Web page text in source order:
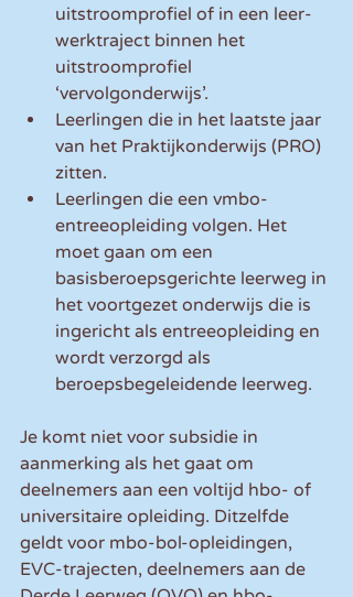
uitstroomprofiel of in een leer-
werktraject binnen het
uitstroomprofiel
‘vervolgonderwijs’.
Leerlingen die in het laatste jaar
van het Praktijkonderwijs (PRO)
zitten.
Leerlingen die een vmbo-
entreeopleiding volgen. Het
moet gaan om een
basisberoepsgerichte leerweg in
het voortgezet onderwijs die is
ingericht als entreeopleiding en
wordt verzorgd als
beroepsbegeleidende leerweg.
Je komt niet voor subsidie in
aanmerking als het gaat om
deelnemers aan een voltijd hbo- of
universitaire opleiding. Ditzelfde
geldt voor mbo-bol-opleidingen,
EVC-trajecten, deelnemers aan de